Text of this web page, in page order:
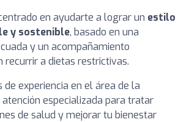
en ayudarte a lograr un estilo
y sostenible, basado en una
y un acompañamiento
recurrir a dietas restrictivas.
de experiencia en el área de la
especializada para tratar
de salud y mejorar tu bienestar